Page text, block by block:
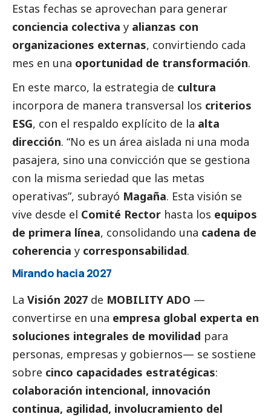
Estas fechas se aprovechan para generar
conciencia colectiva y alianzas con
organizaciones externas, convirtiendo cada
mes en una oportunidad de transformación.
En este marco, la estrategia de cultura
incorpora de manera transversal los criterios
ESG, con el respaldo explícito de la alta
dirección. “No es un área aislada ni una moda
pasajera, sino una convicción que se gestiona
con la misma seriedad que las metas
operativas”, subrayó Magaña. Esta visión se
vive desde el Comité Rector hasta los equipos
de primera línea, consolidando una cadena de
coherencia y corresponsabilidad.
Mirando hacia 2027
La Visión 2027 de MOBILITY ADO —
convertirse en una empresa global experta en
soluciones integrales de movilidad para
personas, empresas y gobiernos— se sostiene
sobre cinco capacidades estratégicas:
colaboración intencional, innovación
continua, agilidad, involucramiento del